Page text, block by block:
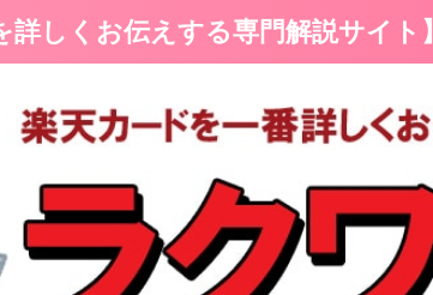
しくお伝えする専門解説サイト】